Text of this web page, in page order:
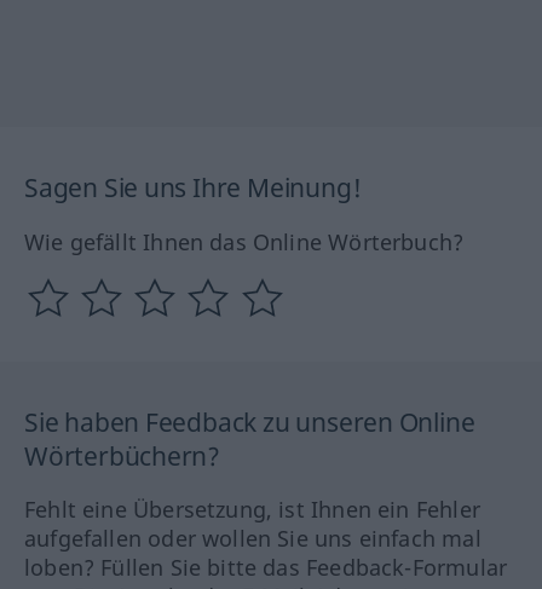
Sagen Sie uns Ihre Meinung!
Wie gefällt Ihnen das Online Wörterbuch?
Sie haben Feedback zu unseren Online
Wörterbüchern?
Fehlt eine Übersetzung, ist Ihnen ein Fehler
aufgefallen oder wollen Sie uns einfach mal
loben? Füllen Sie bitte das Feedback-Formular